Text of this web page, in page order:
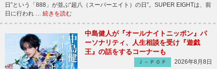
日”という「888」が並ぶ“超八（スーパーエイト）の日”。SUPER EIGHTは、前
日に行われ … 続きを読む
中島健人が『オールナイトニッポン』パ
ーソナリティ、人生相談を受け『遊戯
王』の話をするコーナーも
Ｊ－ＰＯＰ
2026年8月8日